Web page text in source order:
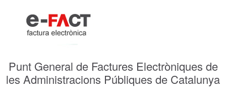
Punt General de Factures Electròniques de
les Administracions Públiques de Catalunya